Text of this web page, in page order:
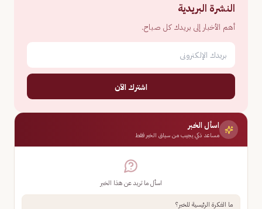
النشرة البريدية
أهم الأخبار إلى بريدك كل صباح.
اشترك الآن
اسأل الخبر
مساعد ذكي يجيب من سياق الخبر فقط
اسأل ما تريد عن هذا الخبر
ما الفكرة الرئيسية للخبر؟